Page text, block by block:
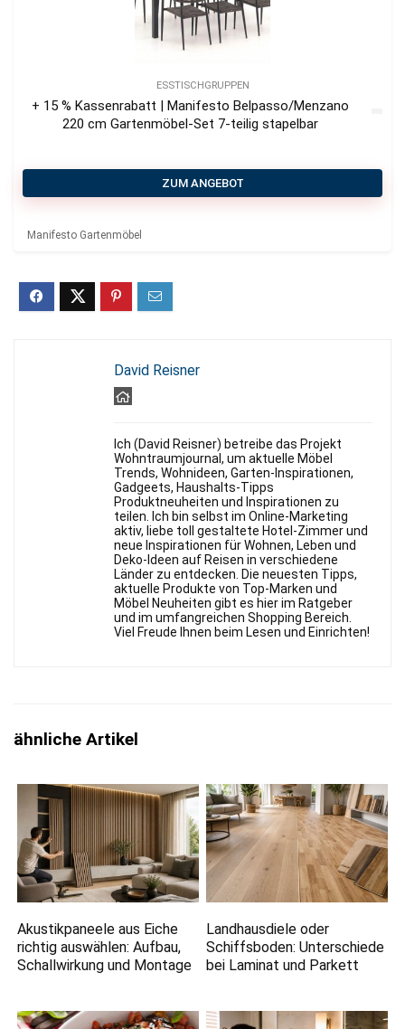
ESSTISCHGRUPPEN
+ 15 % Kassenrabatt | Manifesto Belpasso/Menzano
220 cm Gartenmöbel-Set 7-teilig stapelbar
ZUM ANGEBOT
Manifesto Gartenmöbel
David Reisner
Ich (David Reisner) betreibe das Projekt
Wohntraumjournal, um aktuelle Möbel
Trends, Wohnideen, Garten-Inspirationen,
Gadgeets, Haushalts-Tipps
Produktneuheiten und Inspirationen zu
teilen. Ich bin selbst im Online-Marketing
aktiv, liebe toll gestaltete Hotel-Zimmer und
neue Inspirationen für Wohnen, Leben und
Deko-Ideen auf Reisen in verschiedene
Länder zu entdecken. Die neuesten Tipps,
aktuelle Produkte von Top-Marken und
Möbel Neuheiten gibt es hier im Ratgeber
und im umfangreichen Shopping Bereich.
Viel Freude Ihnen beim Lesen und Einrichten!
ähnliche Artikel
Akustikpaneele aus Eiche
richtig auswählen: Aufbau,
Schallwirkung und Montage
Landhausdiele oder
Schiffsboden: Unterschiede
bei Laminat und Parkett